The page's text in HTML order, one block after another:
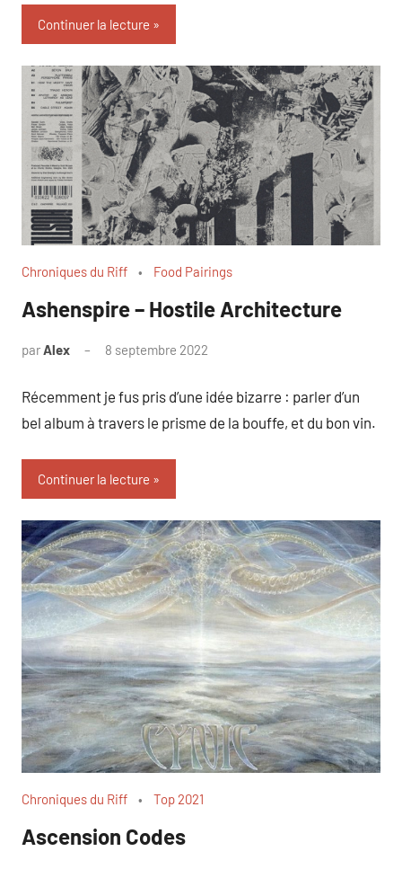
Continuer la lecture
Chroniques du Riff Food Pairings
Ashenspire – Hostile Architecture
parAlex 8 septembre 2022
Récemment je fus pris d’une idée bizarre : parler d’un
bel album à travers le prisme de la bouffe, et du bon vin.
Continuer la lecture
Chroniques du Riff Top 2021
Ascension Codes